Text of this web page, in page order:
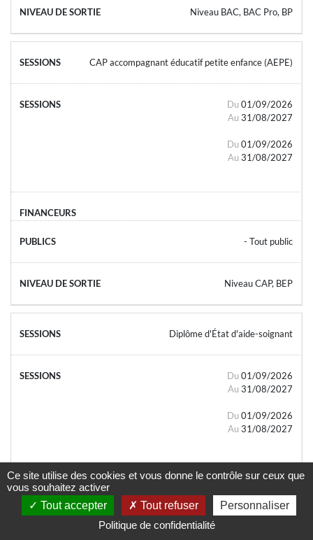
Niveau BAC, BAC Pro, BP
CAP accompagnant éducatif petite enfance (AEPE)
Du 01/09/2026
Au 31/08/2027
Du 01/09/2026
Au 31/08/2027
- Tout public
Niveau CAP, BEP
Diplôme d'État d'aide-soignant
Du 01/09/2026
Au 31/08/2027
Du 01/09/2026
Au 31/08/2027
- Tout public
Ce site utilise des cookies et vous donne le contrôle sur ceux que
vous souhaitez activer
Tout accepter
Tout refuser
Personnaliser
Politique de confidentialité